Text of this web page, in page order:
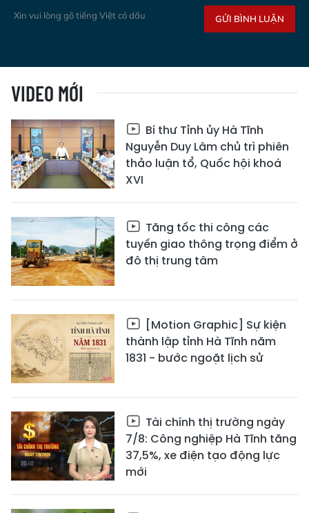
Xin vui lòng gõ tiếng Việt có dấu GỬI BÌNH LUẬN
VIDEO MỚI
Bí thư Tỉnh ủy Hà Tĩnh
Nguyễn Duy Lâm chủ trì phiên
thảo luận tổ, Quốc hội khoá
XVI
Tăng tốc thi công các
tuyến giao thông trọng điểm ở
đô thị trung tâm
[Motion Graphic] Sự kiện
thành lập tỉnh Hà Tĩnh năm
1831 - bước ngoặt lịch sử
Tài chính thị trường ngày
7/8: Công nghiệp Hà Tĩnh tăng
37,5%, xe điện tạo động lực
mới